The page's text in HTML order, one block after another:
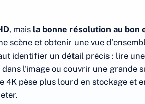
, mais la bonne résolution au bon
scène et obtenir une vue
identifier un détail précis : lire
l'image ou couvrir une grande
4K pèse plus lourd en stockage et